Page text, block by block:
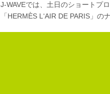
J-WAVEでは、土日のショートプ
「HERMÈS L‘AIR DE PARIS」